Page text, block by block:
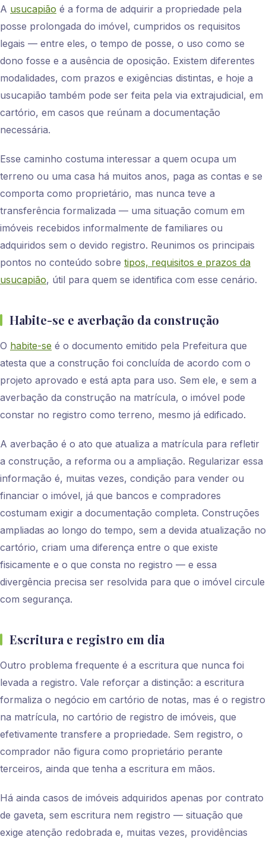
A usucapião é a forma de adquirir a propriedade pela
posse prolongada do imóvel, cumpridos os requisitos
legais — entre eles, o tempo de posse, o uso como se
dono fosse e a ausência de oposição. Existem diferentes
modalidades, com prazos e exigências distintas, e hoje a
usucapião também pode ser feita pela via extrajudicial, em
cartório, em casos que reúnam a documentação
necessária.
Esse caminho costuma interessar a quem ocupa um
terreno ou uma casa há muitos anos, paga as contas e se
comporta como proprietário, mas nunca teve a
transferência formalizada — uma situação comum em
imóveis recebidos informalmente de familiares ou
adquiridos sem o devido registro. Reunimos os principais
pontos no conteúdo sobre tipos, requisitos e prazos da
usucapião, útil para quem se identifica com esse cenário.
Habite-se e averbação da construção
O habite-se é o documento emitido pela Prefeitura que
atesta que a construção foi concluída de acordo com o
projeto aprovado e está apta para uso. Sem ele, e sem a
averbação da construção na matrícula, o imóvel pode
constar no registro como terreno, mesmo já edificado.
A averbação é o ato que atualiza a matrícula para refletir
a construção, a reforma ou a ampliação. Regularizar essa
informação é, muitas vezes, condição para vender ou
financiar o imóvel, já que bancos e compradores
costumam exigir a documentação completa. Construções
ampliadas ao longo do tempo, sem a devida atualização no
cartório, criam uma diferença entre o que existe
fisicamente e o que consta no registro — e essa
divergência precisa ser resolvida para que o imóvel circule
com segurança.
Escritura e registro em dia
Outro problema frequente é a escritura que nunca foi
levada a registro. Vale reforçar a distinção: a escritura
formaliza o negócio em cartório de notas, mas é o registro
na matrícula, no cartório de registro de imóveis, que
efetivamente transfere a propriedade. Sem registro, o
comprador não figura como proprietário perante
terceiros, ainda que tenha a escritura em mãos.
Há ainda casos de imóveis adquiridos apenas por contrato
de gaveta, sem escritura nem registro — situação que
exige atenção redobrada e, muitas vezes, providências